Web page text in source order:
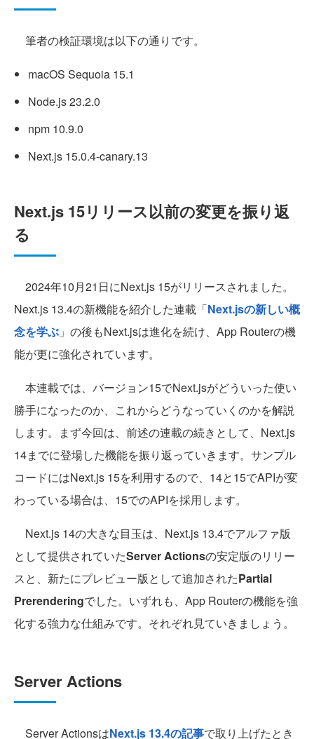
筆者の検証環境は以下の通りです。
macOS Sequoia 15.1
Node.js 23.2.0
npm 10.9.0
Next.js 15.0.4-canary.13
Next.js 15リリース以前の変更を振り返
る
2024年10月21日にNext.js 15がリリースされました。
Next.js 13.4の新機能を紹介した連載「Next.jsの新しい概
念を学ぶ 」の後もNext.jsは進化を続け、App Routerの機
能が更に強化されています。
本連載では、バージョン15でNext.jsがどういった使い
勝手になったのか、これからどうなっていくのかを解説
します。まず今回は、前述の連載の続きとして、Next.js
14までに登場した機能を振り返っていきます。サンプル
コードにはNext.js 15を利用するので、14と15でAPIが変
わっている場合は、15でのAPIを採用します。
Next.js 14の大きな目玉は、Next.js 13.4でアルファ版
として提供されていたServer Actionsの安定版のリリー
スと、新たにプレビュー版として追加されたPartial
Prerenderingでした。いずれも、App Routerの機能を強
化する強力な仕組みです。それぞれ見ていきましょう。
Server Actions
Server ActionsはNext.js 13.4の記事で取り上げたとき